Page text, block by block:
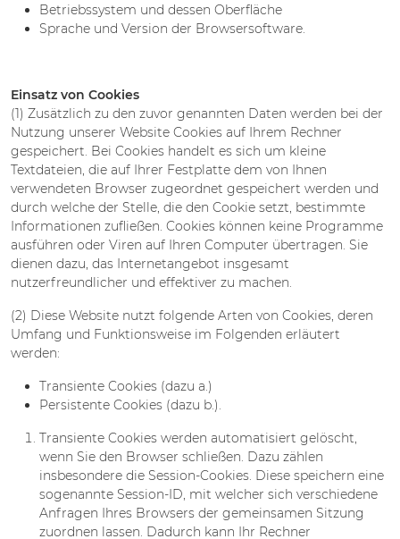
Betriebssystem und dessen Oberfläche
Sprache und Version der Browsersoftware.
Einsatz von Cookies
(1) Zusätzlich zu den zuvor genannten Daten werden bei der
Nutzung unserer Website Cookies auf Ihrem Rechner
gespeichert. Bei Cookies handelt es sich um kleine
Textdateien, die auf Ihrer Festplatte dem von Ihnen
verwendeten Browser zugeordnet gespeichert werden und
durch welche der Stelle, die den Cookie setzt, bestimmte
Informationen zufließen. Cookies können keine Programme
ausführen oder Viren auf Ihren Computer übertragen. Sie
dienen dazu, das Internetangebot insgesamt
nutzerfreundlicher und effektiver zu machen.
(2) Diese Website nutzt folgende Arten von Cookies, deren
Umfang und Funktionsweise im Folgenden erläutert
werden:
Transiente Cookies (dazu a.)
Persistente Cookies (dazu b.).
Transiente Cookies werden automatisiert gelöscht,
wenn Sie den Browser schließen. Dazu zählen
insbesondere die Session-Cookies. Diese speichern eine
sogenannte Session-ID, mit welcher sich verschiedene
Anfragen Ihres Browsers der gemeinsamen Sitzung
zuordnen lassen. Dadurch kann Ihr Rechner